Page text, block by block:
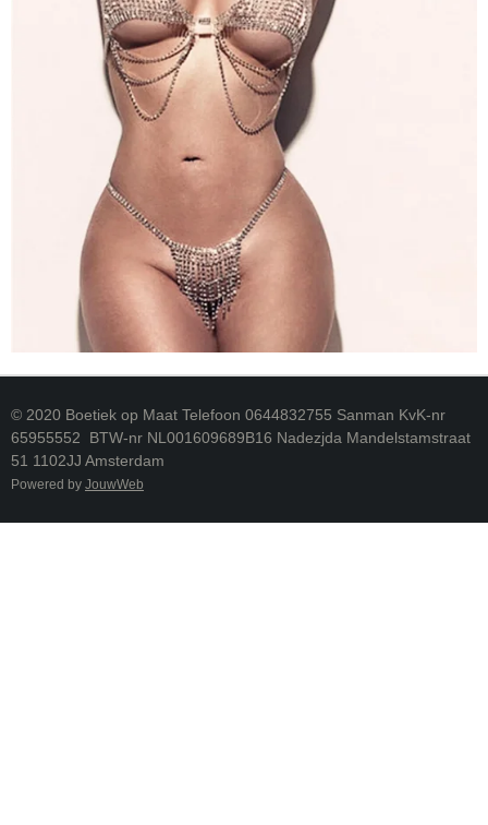
© 2020 Boetiek op Maat Telefoon 0644832755 Sanman KvK-nr
65955552 BTW-nr NL001609689B16 Nadezjda Mandelstamstraat
51 1102JJ Amsterdam
Powered by JouwWeb